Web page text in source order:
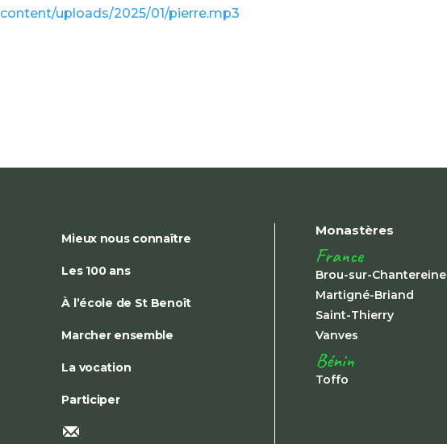
content/uploads/2025/01/pierre.mp3
Mieux nous connaître
Les 100 ans
À l’école de St Benoît
Marcher ensemble
La vocation
Participer
Monastères
France
Brou-sur-Chantereine
Martigné-Briand
Saint-Thierry
Vanves
Bénin
Toffo